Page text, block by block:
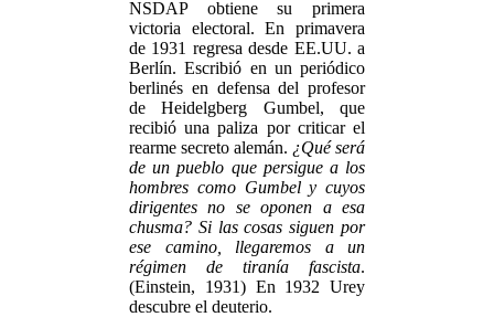
NSDAP obtiene su primera
victoria electoral. En primavera
de 1931 regresa desde EE.UU. a
Berlín. Escribió en un periódico
berlinés en defensa del profesor
de Heidelgberg Gumbel, que
recibió una paliza por criticar el
rearme secreto alemán. ¿Qué será
de un pueblo que persigue a los
hombres como Gumbel y cuyos
dirigentes no se oponen a esa
chusma? Si las cosas siguen por
ese camino, llegaremos a un
régimen de tiranía fascista.
(Einstein, 1931) En 1932 Urey
descubre el deuterio.